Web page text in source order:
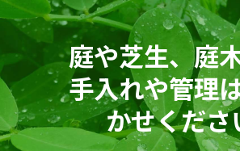
庭や芝生、庭
手入れや管理
かせくださ